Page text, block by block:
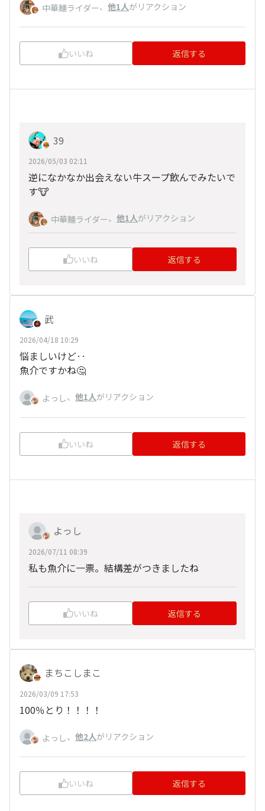
中華麺ライダー、 他1人がリアクション
いいね 返信する
39
2026/05/03 02:11
逆になかなか出会えない牛スープ飲んでみたいで
す🐮
中華麺ライダー、 他1人がリアクション
いいね 返信する
武
2026/04/18 10:29
悩ましいけど‥
魚介ですかね🤔
よっし、 他1人がリアクション
いいね 返信する
よっし
2026/07/11 08:39
私も魚介に一票。結構差がつきましたね
いいね 返信する
まちこしまこ
2026/03/09 17:53
100％とり！！！！
よっし、 他2人がリアクション
いいね 返信する